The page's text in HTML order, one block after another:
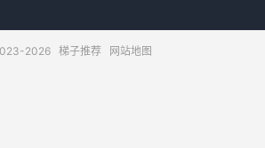
2026 梯子推荐 网站地图